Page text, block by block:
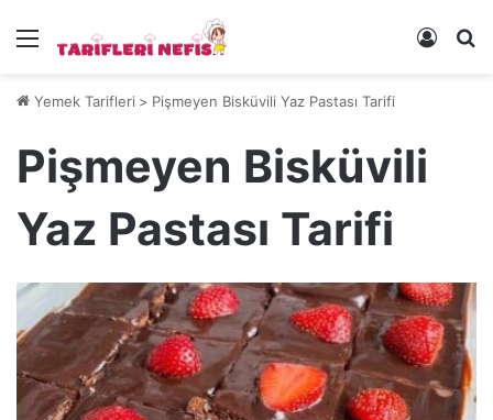
Menü Kayıt
Yemek Tarifleri > Pişmeyen Bisküvili Yaz Pastası Tarifi
Pişmeyen Bisküvili
Yaz Pastası Tarifi